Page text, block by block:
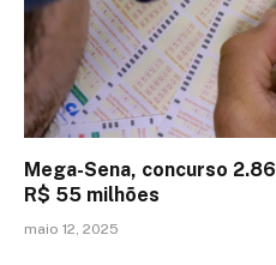
Mega-Sena, concurso
R$ 55 milhões
maio 12, 2025